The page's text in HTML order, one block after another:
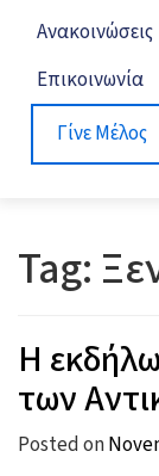
Ανακοινώσεις
Επικοινωνία
Γίνε Μέλος
Tag:
Η
των
Posted on